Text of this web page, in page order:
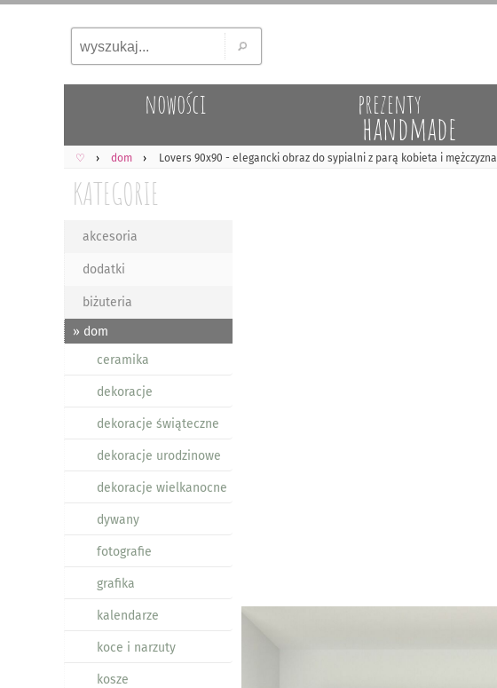
nowości prezenty
handmade
♡ dom Lovers 90x90 - elegancki obraz do sypialni z parą kobieta i mężczyzna
KATEGORIE
akcesoria
dodatki
biżuteria
» dom
ceramika
dekoracje
dekoracje świąteczne
dekoracje urodzinowe
dekoracje wielkanocne
dywany
fotografie
grafika
kalendarze
koce i narzuty
kosze